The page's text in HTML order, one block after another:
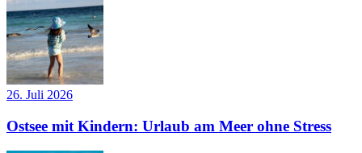
26. Juli 2026
Ostsee mit Kindern: Urlaub am Meer ohne Stress